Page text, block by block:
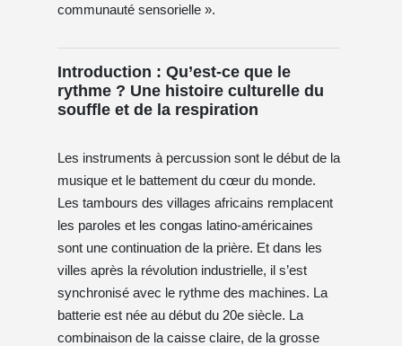
communauté sensorielle ».
Introduction : Qu’est-ce que le
rythme ? Une histoire culturelle du
souffle et de la respiration
Les instruments à percussion sont le début de la
musique et le battement du cœur du monde.
Les tambours des villages africains remplacent
les paroles et les congas latino-américaines
sont une continuation de la prière. Et dans les
villes après la révolution industrielle, il s’est
synchronisé avec le rythme des machines. La
batterie est née au début du 20e siècle. La
combinaison de la caisse claire, de la grosse